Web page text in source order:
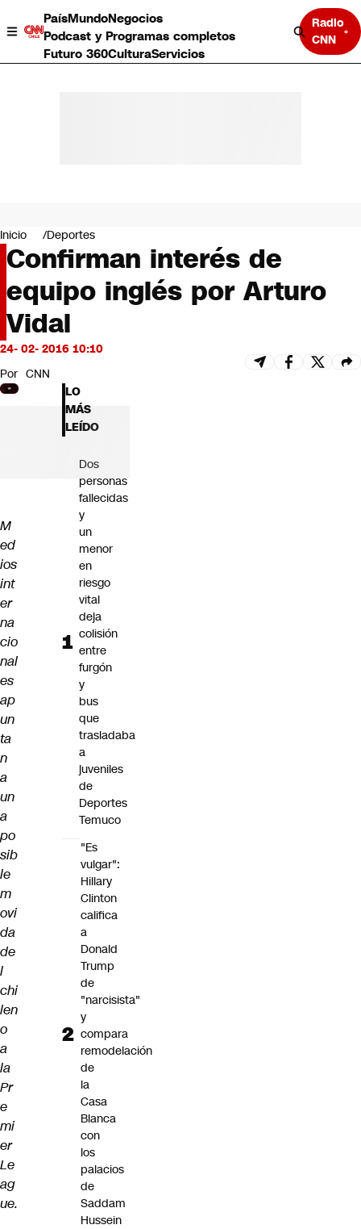
PaísMundoNegocios
Podcast y Programas completos
Futuro 360CulturaServicios
Radio
CNN
Negocios
Deportes
Programas completos
Cultura
Servicios
Bits
CNN tiempo
Futuro 360
Opinión
Inicio Deportes
Confirman interés de
equipo inglés por Arturo
Vidal
24- 02- 2016 10:10
Por CNN
M
ed
ios
int
er
na
cio
nal
es
ap
un
ta
n
a
un
a
po
sib
le
m
ovi
da
de
l
chi
len
o
a
la
Pr
e
mi
er
Le
ag
ue.
LO
MÁS
LEÍDO
Dos
personas
fallecidas
y
un
menor
en
riesgo
vital
deja
colisión
entre
furgón
y
bus
que
trasladaba
a
juveniles
de
Deportes
Temuco
"Es
vulgar":
Hillary
Clinton
califica
a
Donald
Trump
de
"narcisista"
y
compara
remodelación
de
la
Casa
Blanca
con
los
palacios
de
Saddam
Hussein